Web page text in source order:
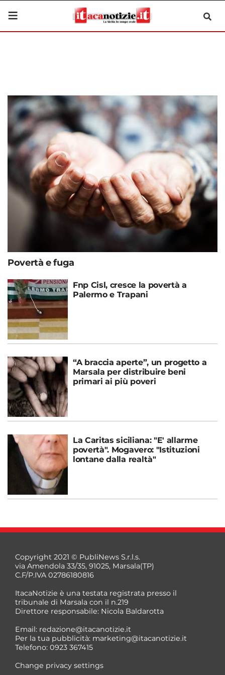
Povertà e fuga
Fnp Cisl, cresce la povertà a
Palermo e Trapani
“A braccia aperte”, un progetto a
Marsala per distribuire beni
primari ai più poveri
La Caritas siciliana: "E' allarme
povertà". Mogavero: "Istituzioni
lontane dalla realtà"
Copyright 2021 © PubliNews S.r.l.s.
via Amendola 33/35, 91025, Marsala(TP)
C.F/P.IVA 02786180816
ItacaNotizie è una testata registrata presso il
tribunale di Marsala con il n.219
Direttore responsabile: Nicola Baldarotta
Email: redazione@itacanotizie.it
Per la tua pubblicità: marketing@itacanotizie.it
Telefono: 0923 367415
Change privacy settings